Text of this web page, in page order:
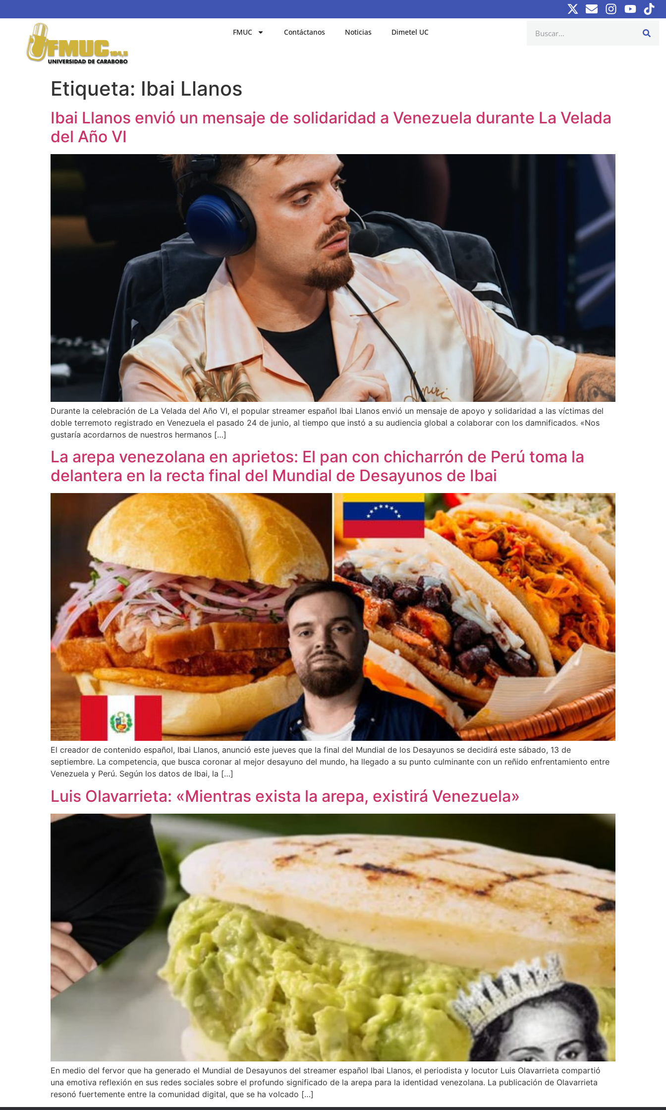
FMUC Contáctanos Noticias Dimetel UC
Etiqueta: Ibai Llanos
Ibai Llanos envió un mensaje de solidaridad a Venezuela durante La Velada
del Año VI
Durante la celebración de La Velada del Año VI, el popular streamer español Ibai Llanos envió un mensaje de apoyo y solidaridad a las víctimas del
doble terremoto registrado en Venezuela el pasado 24 de junio, al tiempo que instó a su audiencia global a colaborar con los damnificados. «Nos
gustaría acordarnos de nuestros hermanos […]
La arepa venezolana en aprietos: El pan con chicharrón de Perú toma la
delantera en la recta final del Mundial de Desayunos de Ibai
El creador de contenido español, Ibai Llanos, anunció este jueves que la final del Mundial de los Desayunos se decidirá este sábado, 13 de
septiembre. La competencia, que busca coronar al mejor desayuno del mundo, ha llegado a su punto culminante con un reñido enfrentamiento entre
Venezuela y Perú. Según los datos de Ibai, la […]
Luis Olavarrieta: «Mientras exista la arepa, existirá Venezuela»
En medio del fervor que ha generado el Mundial de Desayunos del streamer español Ibai Llanos, el periodista y locutor Luis Olavarrieta compartió
una emotiva reflexión en sus redes sociales sobre el profundo significado de la arepa para la identidad venezolana. La publicación de Olavarrieta
resonó fuertemente entre la comunidad digital, que se ha volcado […]